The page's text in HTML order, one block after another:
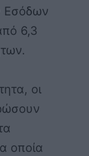
Εσόδων
6,3
οι
οποία